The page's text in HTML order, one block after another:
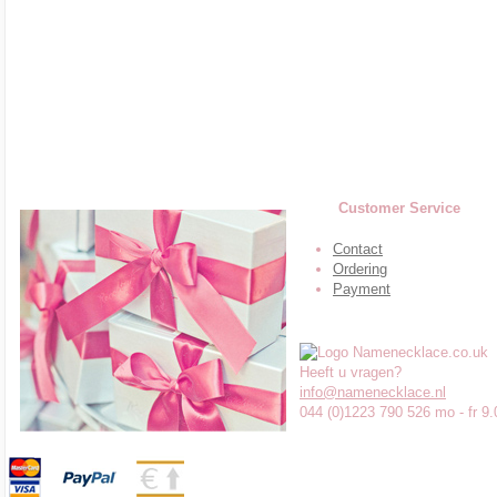
Customer Service
Contact
Ordering
Payment
Heeft u vragen?
info@namenecklace.nl
044 (0)1223 790 526 mo - fr